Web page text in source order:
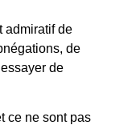
admiratif de
de
de
ce ne sont pas